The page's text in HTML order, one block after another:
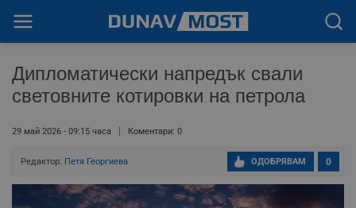
Дипломатически напредък свали
световните котировки на петрола
29 май 2026 - 09:15 часа Коментари: 0
Редактор: Петя Георгиева 0
ОДОБРЯВАМ